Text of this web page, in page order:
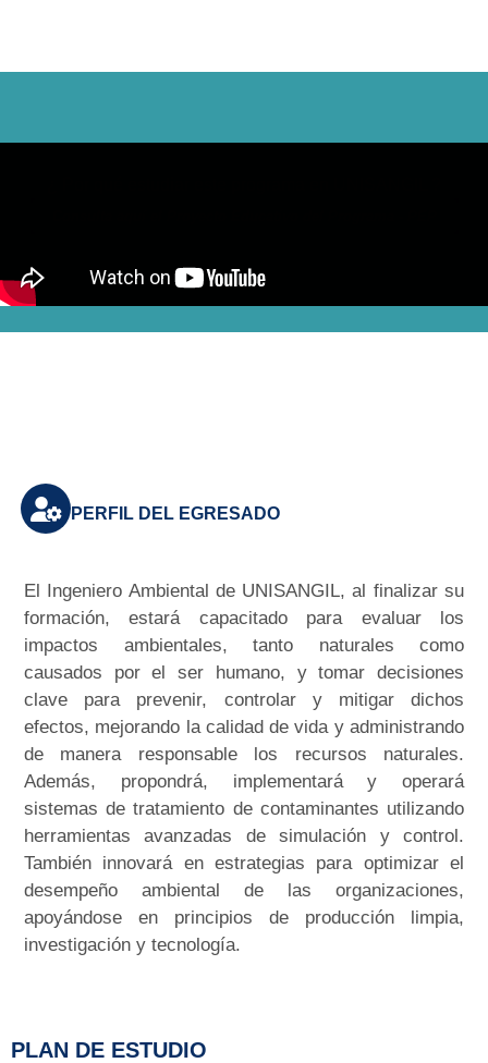
PERFIL DEL EGRESADO
El Ingeniero Ambiental de UNISANGIL, al finalizar su
formación, estará capacitado para evaluar los
impactos ambientales, tanto naturales como
causados por el ser humano, y tomar decisiones
clave para prevenir, controlar y mitigar dichos
efectos, mejorando la calidad de vida y administrando
de manera responsable los recursos naturales.
Además, propondrá, implementará y operará
sistemas de tratamiento de contaminantes utilizando
herramientas avanzadas de simulación y control.
También innovará en estrategias para optimizar el
desempeño ambiental de las organizaciones,
apoyándose en principios de producción limpia,
investigación y tecnología.
PLAN DE ESTUDIO